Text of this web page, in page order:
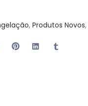
, Produtos Novos,